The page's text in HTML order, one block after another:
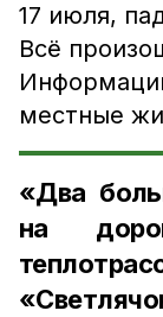
17 июля,
Всё
местные
«Два
на